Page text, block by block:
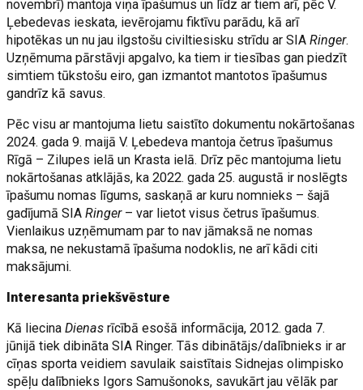
novembrī) mantoja viņa īpašumus un līdz ar tiem arī, pēc V.
Ļebedevas ieskata, ievērojamu fiktīvu parādu, kā arī
hipotēkas un nu jau ilgstošu civiltiesisku strīdu ar SIARinger.
Uzņēmuma pārstāvji apgalvo, ka tiem ir tiesības gan piedzīt
simtiem tūkstošu eiro, gan izmantot mantotos īpašumus
gandrīz kā savus.
Pēc visu ar mantojuma lietu saistīto dokumentu nokārtošanas
2024. gada 9. maijā V. Ļebedeva mantoja četrus īpašumus
Rīgā – Zilupes ielā un Krasta ielā. Drīz pēc mantojuma lietu
nokārtošanas atklājās, ka 2022. gada 25. augustā ir noslēgts
īpašumu nomas līgums, saskaņā ar kuru nomnieks – šajā
gadījumā SIARinger – var lietot visus četrus īpašumus.
Vienlaikus uzņēmumam par to nav jāmaksā ne nomas
maksa, ne nekustamā īpašuma nodoklis, ne arī kādi citi
maksājumi.
Interesanta priekšvēsture
Kā liecinaDienasrīcībā esošā informācija, 2012. gada 7.
jūnijā tiek dibināta SIA Ringer. Tās dibinātājs/dalībnieks ir ar
cīņas sporta veidiem savulaik saistītais Sidnejas olimpisko
spēļu dalībnieks Igors Samušonoks, savukārt jau vēlāk par